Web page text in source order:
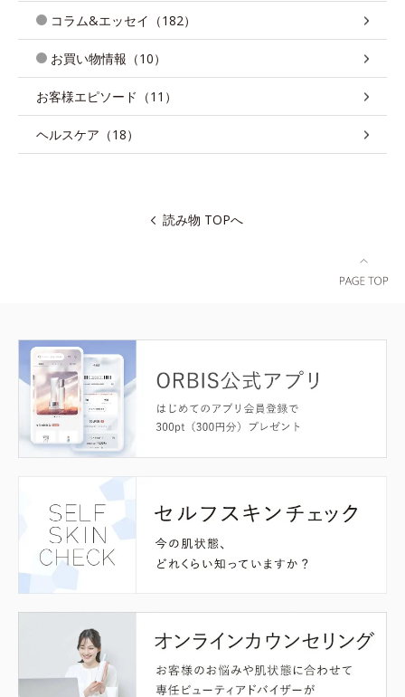
コラム&エッセイ（182）
お買い物情報（10）
お客様エピソード（11）
ヘルスケア（18）
読み物 TOPへ